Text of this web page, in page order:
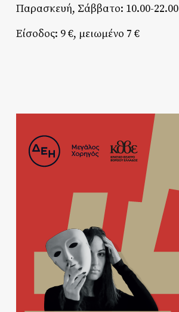
Παρασκευή, Σάββατο: 10.00-22.00
Είσοδος: 9 €, μειωμένο 7 €